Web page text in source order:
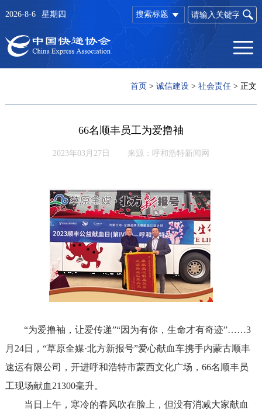
搜索标题
2026-8-6 星期四
首页 >诚信建设 >社会责任 > 正文
66名顺丰员工为爱撸袖
2023年03月27日 来源：呼和浩特新闻网
“为爱撸袖，让爱传递”“因为有你，生命才有奇迹”……3
月24日，“草原全媒·北方新报号”爱心献血车携手内蒙古顺丰
速运有限公司，开进呼和浩特市蒙西文化广场，66名顺丰员
工现场献血21300毫升。
当日上午，寒冷的春风吹在脸上，但没有消减大家献血